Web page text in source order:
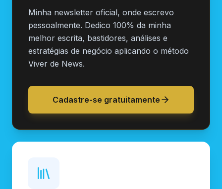
Minha newsletter oficial, onde escrevo
pessoalmente. Dedico 100% da minha
melhor escrita, bastidores, análises e
estratégias de negócio aplicando o método
Viver de News.
Cadastre-se gratuitamente